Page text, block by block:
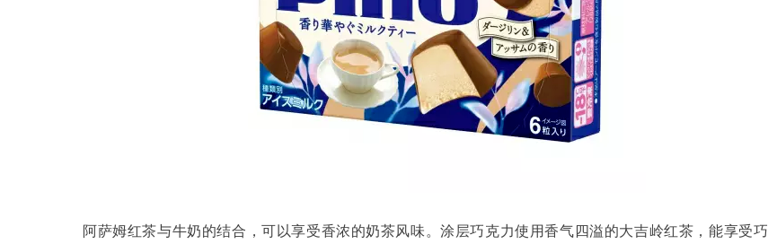
阿萨姆红茶与牛奶的结合，可以享受香浓的奶茶风味。涂层巧克力使用香气四溢的大吉岭红茶，能享受巧